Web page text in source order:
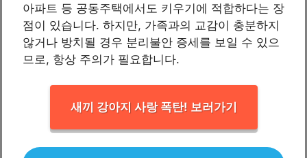
아파트 등 공동주택에서도 키우기에 적합하다는 장
점이 있습니다. 하지만, 가족과의 교감이 충분하지
않거나 방치될 경우 분리불안 증세를 보일 수 있으
므로, 항상 주의가 필요합니다.
새끼 강아지 사랑 폭탄! 보러가기